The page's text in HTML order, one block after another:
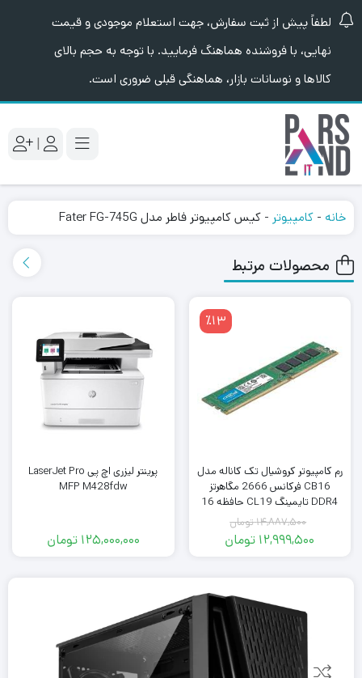
لطفاً پیش از ثبت سفارش، جهت استعلام موجودی و قیمت
نهایی، با فروشنده هماهنگ فرمایید. با توجه به حجم بالای
کالاها و نوسانات بازار، هماهنگی قبلی ضروری است.
|
خانه - کامپیوتر - کیس کامپیوتر فاطر مدل Fater FG-745G
محصولات مرتبط
٪13
رم کامپیوتر کروشیال تک کاناله مدل
CB16 فرکانس 2666 مگاهرتز
DDR4 تایمینگ CL19 حافظه 16
گیگابایت
14,887,500تومان
تومان
بود.
12,999,500 تومان
تومان.
پرینتر لیزری اچ‌ پی LaserJet Pro
MFP M428fdw
125,000,000 تومان